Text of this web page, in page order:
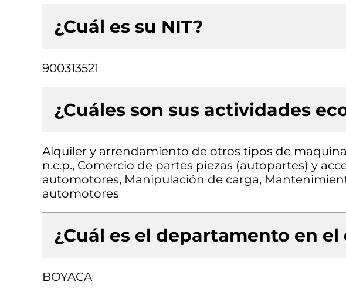
¿Cuál es su NIT?
900313521
¿Cuáles son sus actividades
Alquiler y arrendamiento de otros tipos de
n.c.p., Comercio de partes piezas (autopartes) y
automotores, Manipulación de carga,
automotores
¿Cuál es el departamento en el
BOYACA